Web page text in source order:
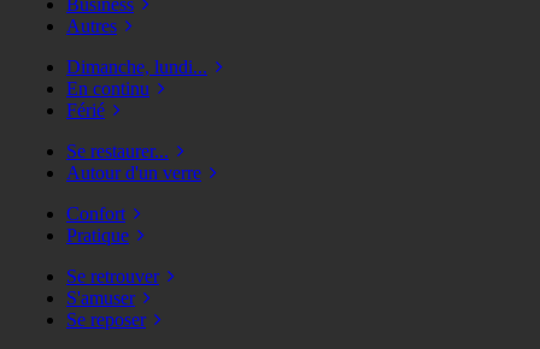
Business
Autres
Dimanche, lundi...
En continu
Férié
Se restaurer...
Autour d'un verre
Confort
Pratique
Se retrouver
S'amuser
Se reposer